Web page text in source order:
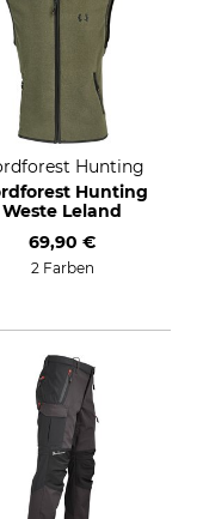
Hunting
Hunting
Weste Leland
69,90 €
2 Farben